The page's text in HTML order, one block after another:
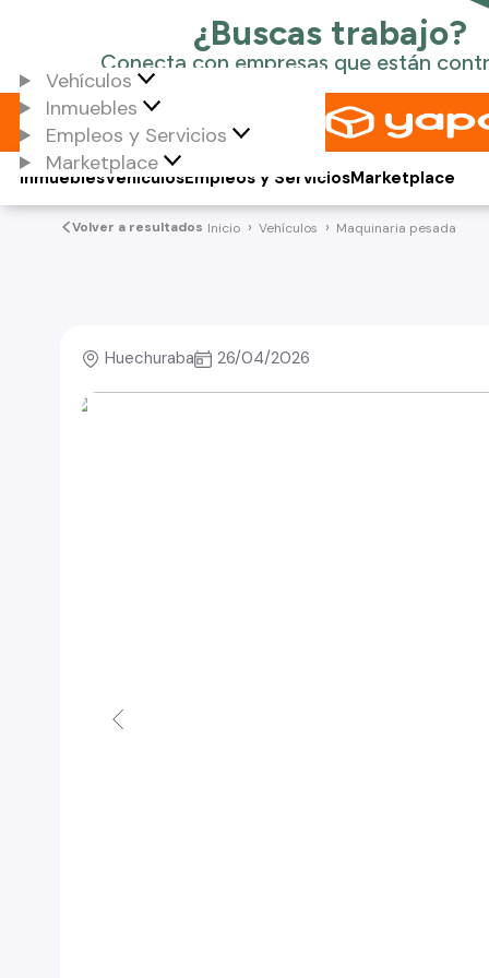
Vehículos
Inmuebles
Empleos y Servicios
Marketplace
Vehículos
Inmuebles Empleos y ServiciosMarketplace
Volver a resultados Inicio Vehículos Maquinaria pesada
Huechuraba 26/04/2026